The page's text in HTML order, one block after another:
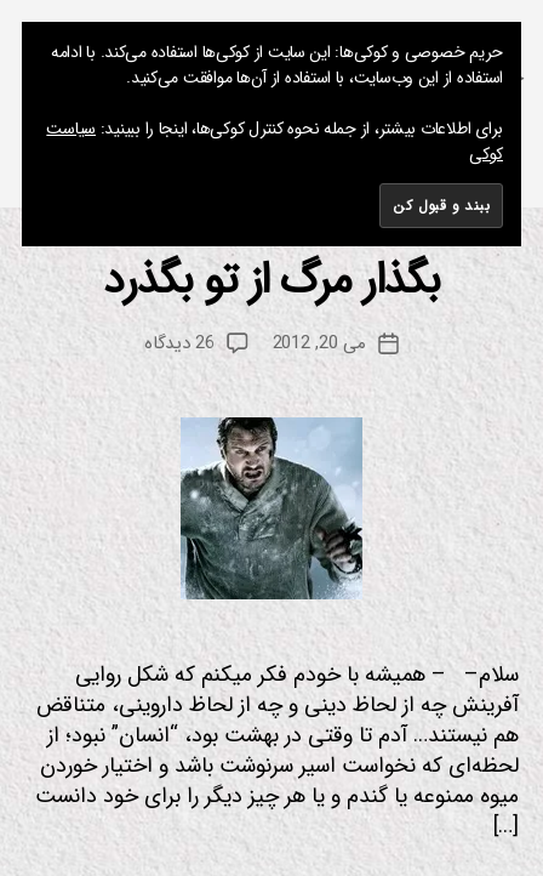
جستجو
نوشته های پراکنده یک مسعود
دسته‌هاس
م
ف
م
ق
بگذار مرگ از تو بگذرد
نویسنده
نوشته
از
م
س
ع
د
تاریخ
می 20, 2012 26 دیدگاه
برای
تو
بگذرد
سلام– – همیشه با خودم فکر میکنم که شکل روایی
آفرینش چه از لحاظ دینی و چه از لحاظ داروینی، متناقض
هم نیستند… آدم تا وقتی در بهشت بود، “انسان” نبود؛ از
لحظه‌ای که نخواست اسیر سرنوشت باشد و اختیار خوردن
میوه ممنوعه یا گندم و یا هر چیز دیگر را برای خود دانست
[…]
حریم خصوصی و کوکی‌ها: این سایت از کوکی‌ها استفاده می‌کند. با ادامه
استفاده از این وب‌سایت، با استفاده از آن‌ها موافقت می‌کنید.
برای اطلاعات بیشتر، از جمله نحوه کنترل کوکی‌ها، اینجا را ببینید: سیاست
کوکی